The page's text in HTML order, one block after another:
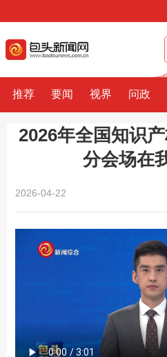
推荐 要闻 视界 问政
2026年全国知识
分会场在
2026-04-22